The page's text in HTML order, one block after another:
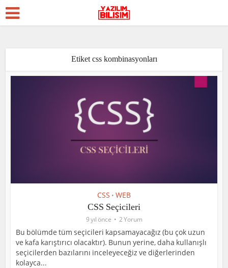
Etiket css kombinasyonları
CSS • WEB
CSS Seçicileri
9 yıl önce 2 Yorum
Bu bölümde tüm seçicileri kapsamayacağız (bu çok uzun
ve kafa karıştırıcı olacaktır). Bunun yerine, daha kullanışlı
seçicilerden bazılarını inceleyeceğiz ve diğerlerinden
kolayca...